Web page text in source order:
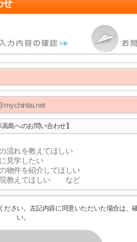
せ
高島へのお問い合わせ】
ださい。左記内容に同意いただいた場合は、
い。